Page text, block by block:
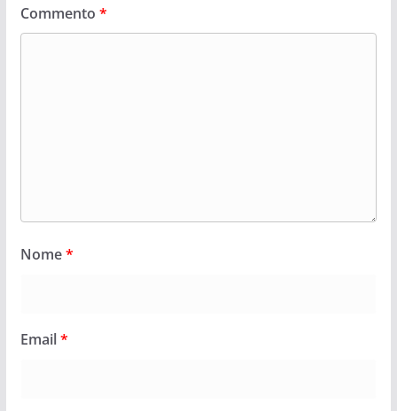
Commento *
Nome*
Email*